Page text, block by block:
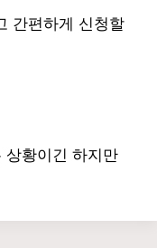
간편하게 신청할
상황이긴 하지만